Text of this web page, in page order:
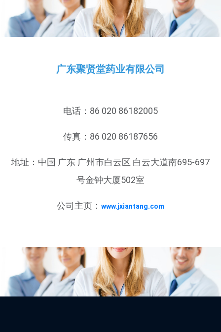
广东聚贤堂药业有限公司
电话：86 020 86182005
传真：86 020 86187656
地址：中国 广东 广州市白云区 白云大道南695-697
号金钟大厦502室
公司主页： www.jxiantang.com